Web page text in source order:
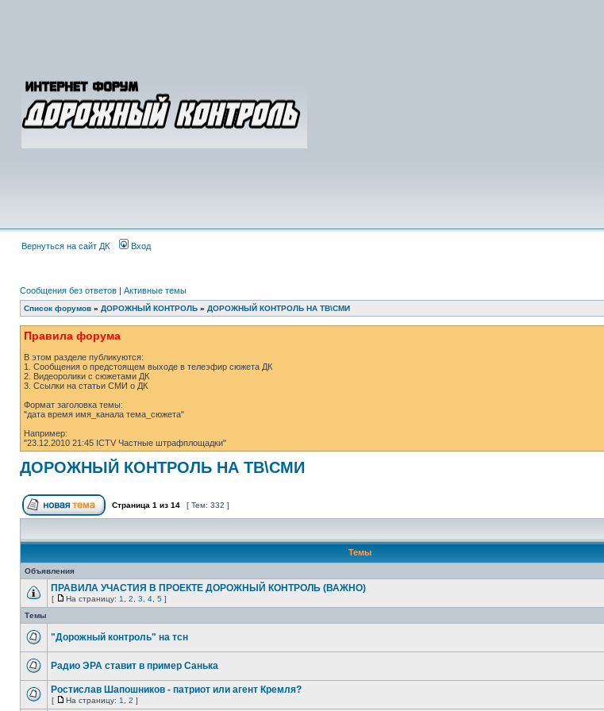
Вернуться на сайт ДК Вход
Сообщения без ответов | Активные темы
Список форумов » ДОРОЖНЫЙ КОНТРОЛЬ » ДОРОЖНЫЙ КОНТРОЛЬ НА ТВ\СМИ
Правила форума
В этом разделе публикуются:
1. Сообщения о предстоящем выходе в телеэфир сюжета ДК
2. Видеоролики с сюжетами ДК
3. Ссылки на статьи СМИ о ДК
Формат заголовка темы:
"дата время имя_канала тема_сюжета"
Например:
"23.12.2010 21:45 ICTV Частные штрафплощадки"
ДОРОЖНЫЙ КОНТРОЛЬ НА ТВ\СМИ
Страница 1 из 14 [ Тем: 332 ]
Темы
Объявления
ПРАВИЛА УЧАСТИЯ В ПРОЕКТЕ ДОРОЖНЫЙ КОНТРОЛЬ (ВАЖНО)
[ На страницу: 1 2 3 4 5 ]
Темы
"Дорожный контроль" на тсн
Радио ЭРА ставит в пример Санька
Ростислав Шапошников - патриот или агент Кремля?
[ На страницу: 1 2 ]